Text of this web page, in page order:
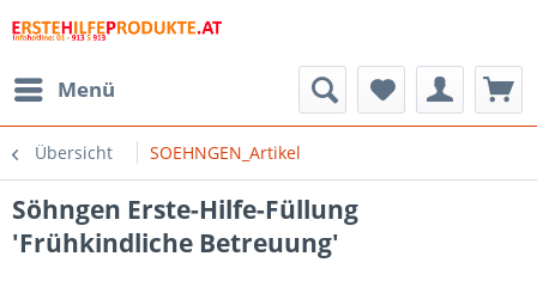
Menü
Übersicht SOEHNGEN_Artikel
Söhngen Erste-Hilfe-Füllung
'Frühkindliche Betreuung'